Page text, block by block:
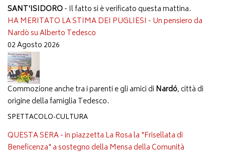
SANT'ISIDORO- Il fatto si è verificato questa mattina.
HA MERITATO LA STIMA DEI PUGLIESI - Un pensiero da
Nardò su Alberto Tedesco
02 Agosto 2026
Commozione anche tra i parenti e gli amici di Nardó, città di
origine della famiglia Tedesco.
SPETTACOLO-CULTURA
QUESTA SERA - in piazzetta La Rosa la "Frisellata di
Beneficenza" a sostegno della Mensa della Comunità